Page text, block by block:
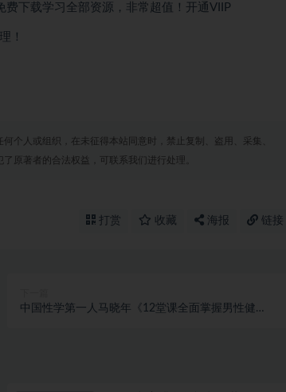
费下载学习全部资源，非常超值！开通VIIP
！
个人或组织，在未征得本站同意时，禁止复制、盗用、采集、
原著者的合法权益，可联系我们进行处理。
打赏 收藏 海报 链接
中国性学第一人马晓年《12堂课全面掌握男性健康